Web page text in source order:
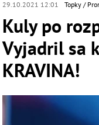
29.10.2021 12:01 Topky
Kuly po
Vyjadril sa
KRAVINA!